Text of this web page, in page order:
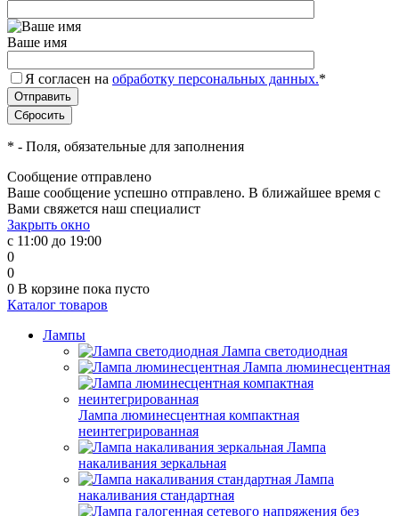
Ваше имя
Я согласен на обработку персональных данных.*
* - Поля, обязательные для заполнения
Сообщение отправлено
Ваше сообщение успешно отправлено. В ближайшее время с
Вами свяжется наш специалист
Закрыть окно
с 11:00 до 19:00
0
0
0 В корзине пока пусто
Каталог товаров
Лампы
Лампа светодиодная
Лампа люминесцентная
Лампа люминесцентная компактная
неинтегрированная
Лампа
накаливания зеркальная
Лампа
накаливания стандартная